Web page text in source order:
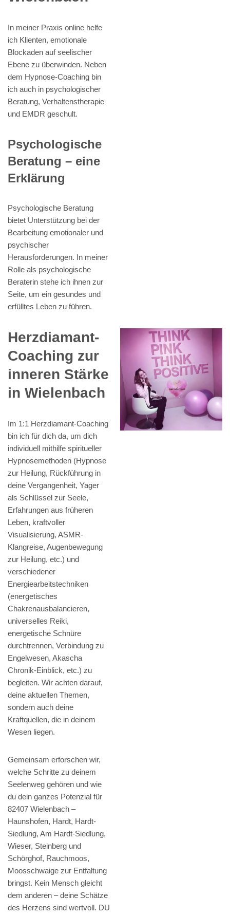
In meiner Praxis online helfe
ich Klienten, emotionale
Blockaden auf seelischer
Ebene zu überwinden. Neben
dem Hypnose-Coaching bin
ich auch in psychologischer
Beratung, Verhaltenstherapie
und EMDR geschult.
Psychologische
Beratung – eine
Erklärung
Psychologische Beratung
bietet Unterstützung bei der
Bearbeitung emotionaler und
psychischer
Herausforderungen. In meiner
Rolle als psychologische
Beraterin stehe ich ihnen zur
Seite, um ein gesundes und
erfülltes Leben zu führen.
Herzdiamant-
Coaching zur
inneren Stärke
in Wielenbach
Im 1:1 Herzdiamant-Coaching
bin ich für dich da, um dich
individuell mithilfe spiritueller
Hypnosemethoden (Hypnose
zur Heilung, Rückführung in
deine Vergangenheit, Yager
als Schlüssel zur Seele,
Erfahrungen aus früheren
Leben, kraftvoller
Visualisierung, ASMR-
Klangreise, Augenbewegung
zur Heilung, etc.) und
verschiedener
Energiearbeitstechniken
(energetisches
Chakrenausbalancieren,
universelles Reiki,
energetische Schnüre
durchtrennen, Verbindung zu
Engelwesen, Akascha
Chronik-Einblick, etc.) zu
begleiten. Wir achten darauf,
deine aktuellen Themen,
sondern auch deine
Kraftquellen, die in deinem
Wesen liegen.
Gemeinsam erforschen wir,
welche Schritte zu deinem
Seelenweg gehören und wie
du dein ganzes Potenzial für
82407 Wielenbach –
Haunshofen, Hardt, Hardt-
Siedlung, Am Hardt-Siedlung,
Wieser, Steinberg und
Schörghof, Rauchmoos,
Moosschwaige zur Entfaltung
bringst. Kein Mensch gleicht
dem anderen – deine Schätze
des Herzens sind wertvoll. DU